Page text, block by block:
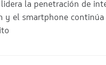
lidera la penetración de
y el smartphone continúa